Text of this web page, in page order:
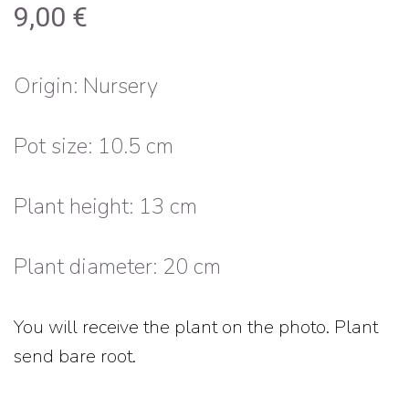
9,00 €
Origin: Nursery
Pot size: 10.5 cm
Plant height: 13 cm
Plant diameter: 20 cm
You will receive the plant on the photo. Plant
send bare root.